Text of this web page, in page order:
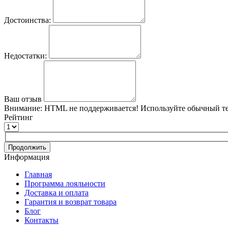
Достоинства:
Недостатки:
Ваш отзыв
Внимание: HTML не поддерживается! Используйте обычный
Рейтинг
Продолжить
Информация
Главная
Программа лояльности
Доставка и оплата
Гарантия и возврат товара
Блог
Контакты